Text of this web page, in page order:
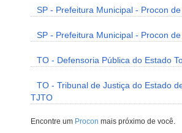
SP - Prefeitura Municipal - Procon
SP - Prefeitura Municipal - Procon
TO - Defensoria Pública do Estado
TO - Tribunal de Justiça do Estado
TJTO
Encontre um Procon mais próximo de você.